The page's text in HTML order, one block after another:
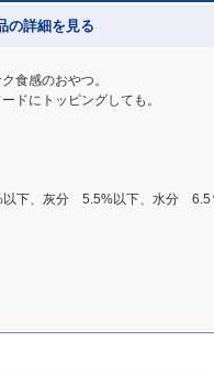
の詳細を見る
食感のおやつ。
ドにトッピングしても。
下、灰分 5.5%以下、水分 6.5